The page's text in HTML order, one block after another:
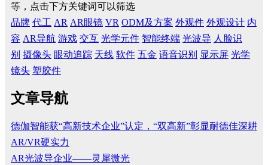
等，点击下方关键词可以筛选
品牌 代工 AR AR眼镜 VR ODM及方案 外观件 外观设计 内
容 AR导航 游戏 交互 光学元件 智能终端 光波导 人脸识
别 摄像头 眼动追踪 天线 软件 五金 语音识别 显示屏 光学
镜头 塑胶件
文章导航
德伽智能获“高新技术企业”认定，“双高新”彰显耐德佳深耕
AR/VR硬实力
AR光波导企业——灵犀微光